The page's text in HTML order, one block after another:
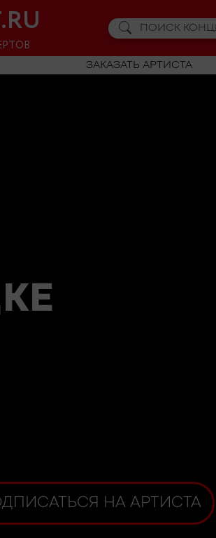
ЗАКАЗАТЬ АРТИСТА
НА АРТИСТА